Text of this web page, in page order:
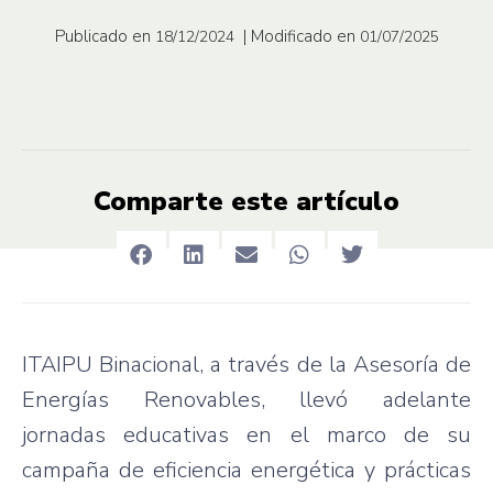
Publicado en 18/12/2024 | Modificado en 01/07/2025
Comparte este artículo
ITAIPU Binacional, a través de la Asesoría de
Energías Renovables, llevó adelante
jornadas educativas en el marco de su
campaña de eficiencia energética y prácticas